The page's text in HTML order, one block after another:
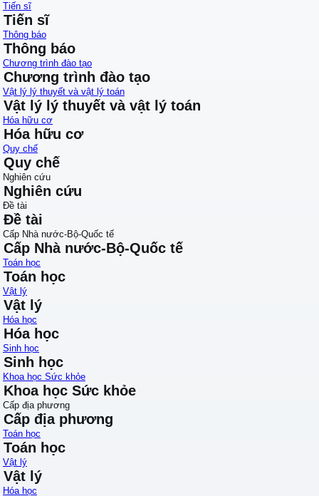
Tiến sĩ
Tiến sĩ
Thông báo
Thông báo
Chương trình đào tạo
Chương trình đào tạo
Vật lý lý thuyết và vật lý toán
Vật lý lý thuyết và vật lý toán
Hóa hữu cơ
Hóa hữu cơ
Quy chế
Quy chế
Nghiên cứu
Nghiên cứu
Đề tài
Đề tài
Cấp Nhà nước-Bộ-Quốc tế
Cấp Nhà nước-Bộ-Quốc tế
Toán học
Toán học
Vật lý
Vật lý
Hóa học
Hóa học
Sinh học
Sinh học
Khoa học Sức khỏe
Khoa học Sức khỏe
Cấp địa phương
Cấp địa phương
Toán học
Toán học
Vật lý
Vật lý
Hóa học